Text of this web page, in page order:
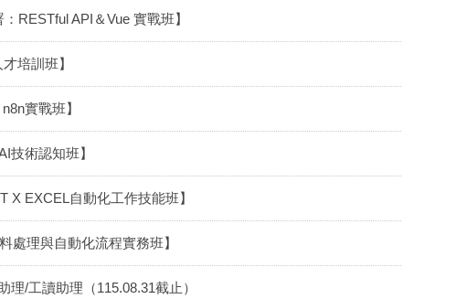
RESTful API＆Vue 實戰班】
培訓班】
實戰班】
技術認知班】
X EXCEL自動化工作技能班】
處理與自動化流程實務班】
/工讀助理（115.08.31截止）